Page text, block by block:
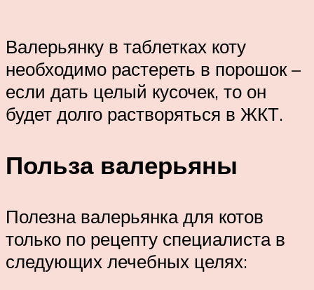
Валерьянку в таблетках коту
необходимо растереть в порошок –
если дать целый кусочек, то он
будет долго растворяться в ЖКТ.
Польза валерьяны
Полезна валерьянка для котов
только по рецепту специалиста в
следующих лечебных целях: